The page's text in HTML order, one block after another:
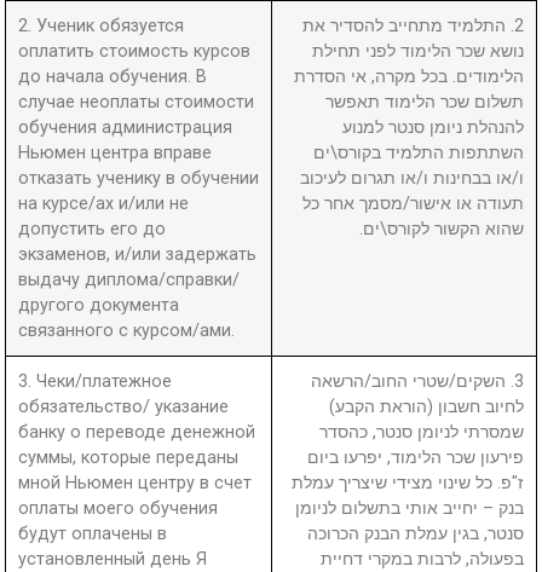
2. Ученик обязуется
оплатить стоимость курсов
до начала обучения. В
случае неоплаты стоимости
обучения администрация
Ньюмен центра вправе
отказать ученику в обучении
на курсе/ах и/или не
допустить его до
экзаменов, и/или задержать
выдачу диплома/справки/
другого документа
связанного с курсом/ами.
2. התלמיד מתחייב להסדיר את
נושא שכר הלימוד לפני תחילת
הלימודים. בכל מקרה, אי הסדרת
תשלום שכר הלימוד תאפשר
להנהלת ניומן סנטר למנוע
השתתפות התלמיד בקורס\ים
ו/או בבחינות ו/או תגרום לעיכוב
תעודה או אישור/מסמך אחר כל
שהוא הקשור לקורס\ים.
3. Чеки/платежное
обязательство/ указание
банку о переводе денежной
суммы, которые переданы
мной Ньюмен центру в счет
оплаты моего обучения
будут оплачены в
установленный день Я
3. השקים/שטרי החוב/הרשאה
לחיוב חשבון (הוראת הקבע)
שמסרתי לניומן סנטר, כהסדר
פירעון שכר הלימוד, יפרעו ביום
ז"פ. כל שינוי מצידי שיצריך עמלת
בנק – יחייב אותי בתשלום לניומן
סנטר, בגין עמלת הבנק הכרוכה
בפעולה, לרבות במקרי דחיית